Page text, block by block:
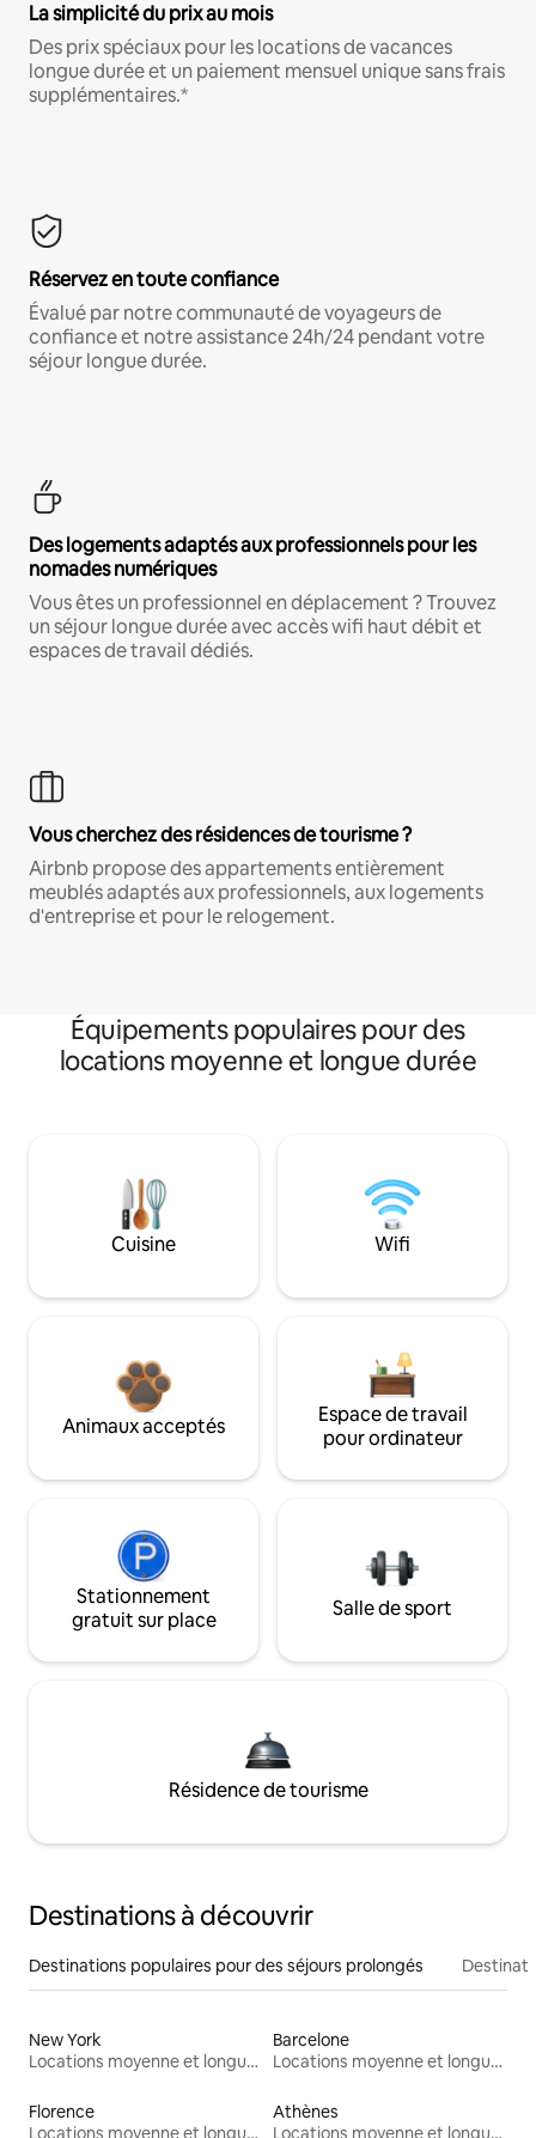
La simplicité du prix au mois
Des prix spéciaux pour les locations de vacances
longue durée et un paiement mensuel unique sans frais
supplémentaires.*
Réservez en toute confiance
Évalué par notre communauté de voyageurs de
confiance et notre assistance 24h/24 pendant votre
séjour longue durée.
Des logements adaptés aux professionnels pour les
nomades numériques
Vous êtes un professionnel en déplacement ? Trouvez
un séjour longue durée avec accès wifi haut débit et
espaces de travail dédiés.
Vous cherchez des résidences de tourisme ?
Airbnb propose des appartements entièrement
meublés adaptés aux professionnels, aux logements
d'entreprise et pour le relogement.
Équipements populaires pour des
locations moyenne et longue durée
Cuisine Wifi
Animaux acceptés
Espace de travail
pour ordinateur
Stationnement
gratuit sur place
Salle de sport
Résidence de tourisme
Destinations à découvrir
Destinations populaires pour des séjours prolongés
New York
Locations moyenne et longue durée
Barcelone
Locations moyenne et longue durée
Florence
Locations moyenne et longue durée
Athènes
Locations moyenne et longue durée